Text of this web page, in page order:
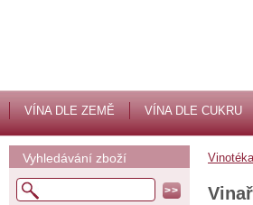
VÍNA DLE ZEMĚ VÍNA DLE CUKRU
Vyhledávání zboží